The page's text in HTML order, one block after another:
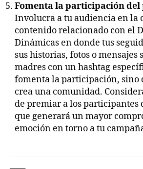
Fomenta la participación
Involucra a tu audiencia en la
contenido relacionado con el
Dinámicas en donde tus
sus historias, fotos o mensajes
madres con un hashtag
fomenta la participación, sino
crea una comunidad.
de premiar a los participantes
que generará un mayor
emoción en torno a tu